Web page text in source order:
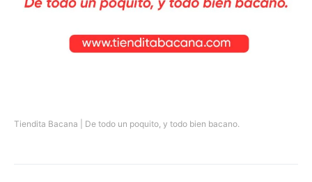
Tiendita Bacana | De todo un poquito, y todo bien bacano.